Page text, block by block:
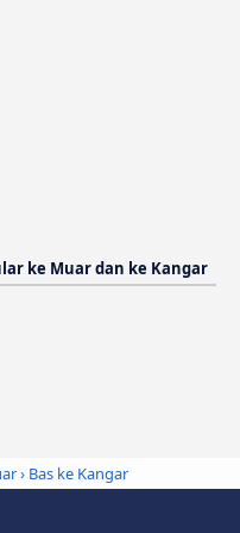
ke Muar dan ke Kangar
› Bas ke Kangar